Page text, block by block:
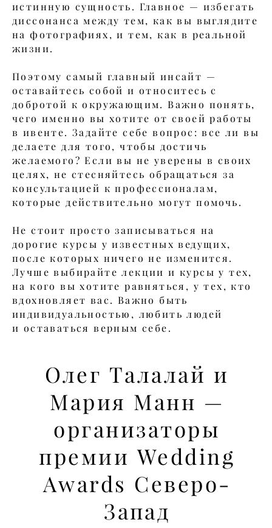
истинную сущность. Главное — избегать
диссонанса между тем, как вы выглядите
на фотографиях, и тем, как в реальной
жизни.
Поэтому самый главный инсайт —
оставайтесь собой и относитесь с
добротой к окружающим. Важно понять,
чего именно вы хотите от своей работы
в ивенте. Задайте себе вопрос: все ли вы
делаете для того, чтобы достичь
желаемого? Если вы не уверены в своих
целях, не стесняйтесь обращаться за
консультацией к профессионалам,
которые действительно могут помочь.
Не стоит просто записываться на
дорогие курсы у известных ведущих,
после которых ничего не изменится.
Лучше выбирайте лекции и курсы у тех,
на кого вы хотите равняться, у тех, кто
вдохновляет вас. Важно быть
индивидуальностью, любить людей
и оставаться верным себе.
Олег Талалай и
Мария Манн —
организаторы
премии Wedding
Awards Северо-
Запад